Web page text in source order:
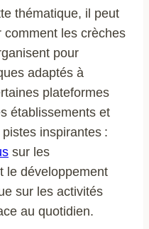
thématique, il peut
comment les crèches
pour
adaptés à
plateformes
établissements et
inspirantes :
sur les
le développement
sur les activités
au quotidien.